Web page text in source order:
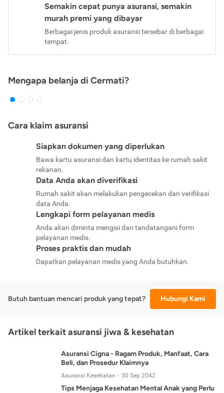
Semakin cepat punya asuransi, semakin
murah premi yang dibayar
Berbagai jenis produk asuransi tersebar di berbagai
tempat.
Mengapa belanja di Cermati?
Cara klaim asuransi
Siapkan dokumen yang diperlukan
Bawa kartu asuransi dan kartu identitas ke rumah sakit
rekanan.
Data Anda akan diverifikasi
Rumah sakit akan melakukan pengecekan dan verifikasi
data Anda.
Lengkapi form pelayanan medis
Anda akan diminta mengisi dan tandatangani form
pelayanan medis.
Proses praktis dan mudah
Dapatkan pelayanan medis yang Anda butuhkan.
Butuh bantuan mencari produk yang tepat? Hubungi Kami
Artikel terkait asuransi jiwa & kesehatan
Asuransi Cigna - Ragam Produk, Manfaat, Cara
Beli, dan Prosedur Klaimnya
Asuransi Kesehatan 30 Sep 2042
Tips Menjaga Kesehatan Mental Anak yang Perlu